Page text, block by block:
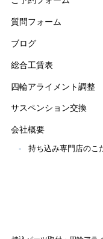
質問フォーム
ブログ
総合工賃表
四輪アライメント調整
サスペンション交換
会社概要
持ち込み専門店のこ